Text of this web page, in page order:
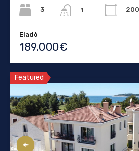
3
1
200
Eladó
189.000€
Featured